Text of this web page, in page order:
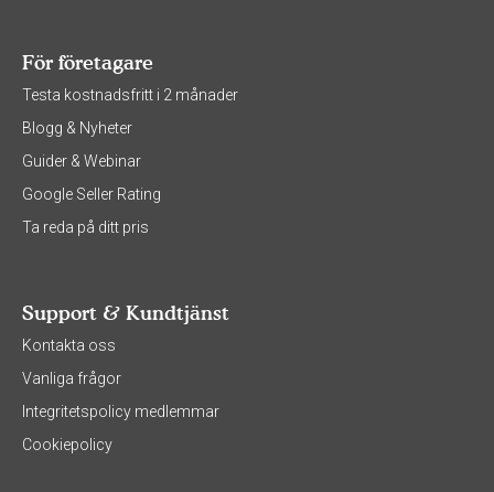
För företagare
Testa kostnadsfritt i 2 månader
Blogg & Nyheter
Guider & Webinar
Google Seller Rating
Ta reda på ditt pris
Support & Kundtjänst
Kontakta oss
Vanliga frågor
Integritetspolicy medlemmar
Cookiepolicy